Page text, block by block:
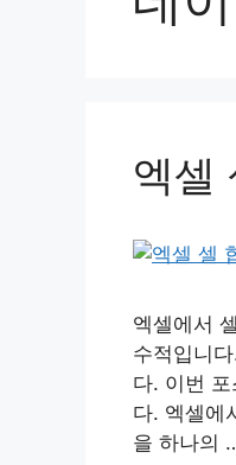
엑셀
엑셀에서
수적입니
다. 이번
다. 엑셀에
을 하나의